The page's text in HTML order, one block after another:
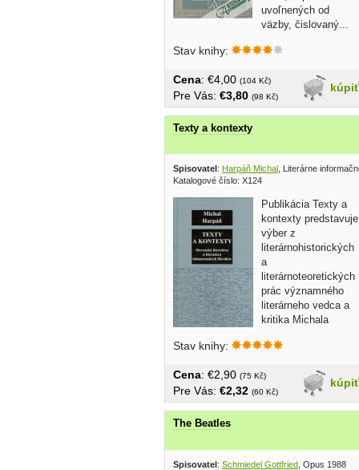
uvoľnených od
väzby, čislovaný...
Stav knihy:
kúpiť
Cena: €4,00 (104 Kč)
Pre Vás: €3,80 (98 Kč)
Texty a kontexty
Spisovatel : Harpáň Michal
, Literárne
Katalogové číslo: X124
Publikácia Texty a
kontexty predstavuje
výber z
literárnohistorických
a
literárnoteoretických
prác významného
literárneho vedca a
kritika Michala
Stav knihy:
kúpiť
Cena: €2,90 (75 Kč)
Pre Vás: €2,32 (60 Kč)
The Beatles
Spisovatel: Schmiedel Gottfried , Opus 1988